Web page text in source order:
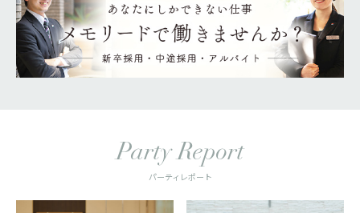
Party Report
パーティレポート